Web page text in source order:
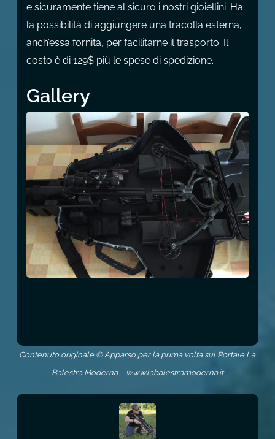
e sicuramente tiene al sicuro i nostri gioiellini. Ha
la possibilità di aggiungere una tracolla esterna,
anch’essa fornita, per facilitarne il trasporto. Il
costo è di 129$ più le spese di spedizione.
Gallery
Contenuto originale © Apparso per la prima volta sul Portale La
Balestra Moderna – www.labalestramoderna.it